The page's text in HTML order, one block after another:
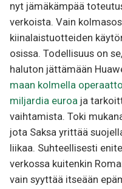
nyt jämäkämpää
verkoista. Vain
kiinalaistuotteiden
osissa. Todellisuus on
haluton jättämään
maan kolmella
miljardia euroa ja
vaihtamista. Toki
jota Saksa yrittää
liikaa. Suhteellisesti
verkossa kuitenkin
vain syyttää itseään